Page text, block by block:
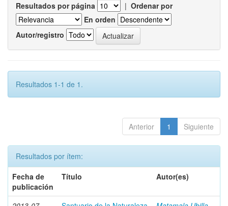
Resultados por página | Ordenar por
En orden
Autor/registro
Resultados 1-1 de 1.
Anterior 1 Siguiente
Resultados por ítem:
Fecha de
publicación
Título Autor(es)